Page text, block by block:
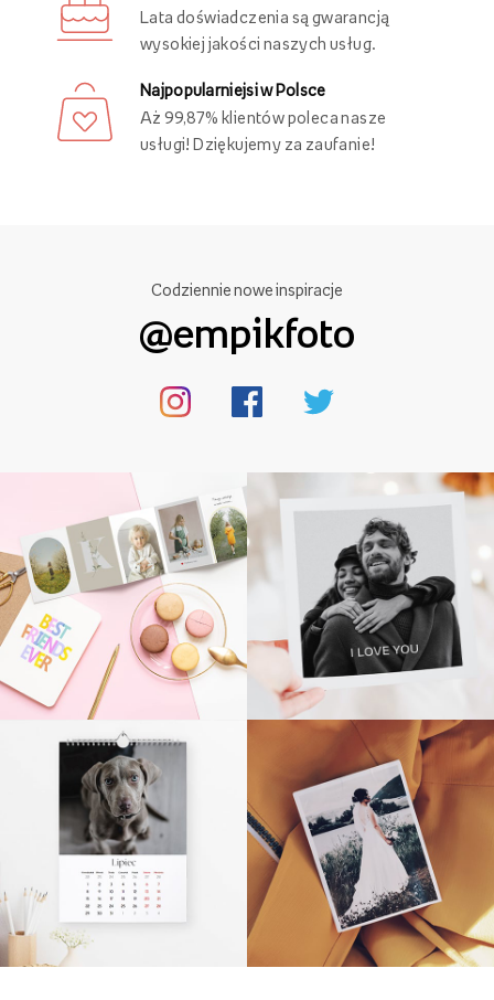
Lata doświadczenia są gwarancją
wysokiej jakości naszych usług.
Najpopularniejsi w Polsce
Aż 99,87% klientów poleca nasze
usługi! Dziękujemy za zaufanie!
Codziennie nowe inspiracje
@empikfoto